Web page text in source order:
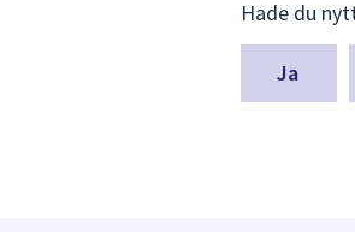
synpunkter
för
denna
Hade du